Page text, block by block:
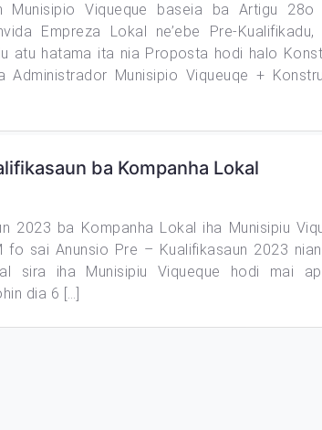
Munisipio Viqueque baseia ba Artigu 28o
Empreza Lokal ne’ebe Pre-
atu hatama ita nia Proposta hodi halo
Administrador Munisipio Viqueuqe +
ba Kompanha Lokal
2023 ba Kompanha Lokal iha Munisipiu
fo sai Anunsio Pre – Kualifikasaun 2023
sira iha Munisipiu Viqueque hodi mai
dia 6 […]